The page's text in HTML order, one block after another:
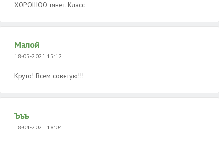
ХОРОШОО тянет. Класс
Малой
18-05-2025 15:12
Круто! Всем советую!!!
Ъъъ
18-04-2025 18:04